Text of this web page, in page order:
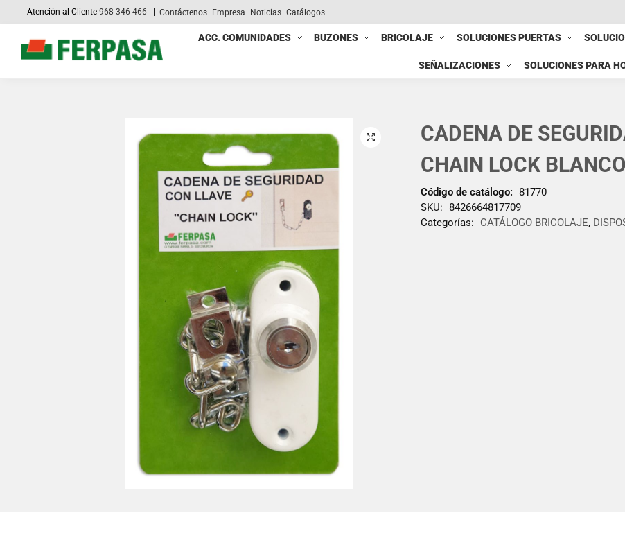
Atención al Cliente968 346 466 Contáctenos Empresa Noticias Catálogos
ACC. COMUNIDADES BUZONES BRICOLAJE SOLUCIONES PUERTAS
SEÑALIZACIONES SOLUCIONES PARA
Search
CADENA DE
CHAIN LOCK BLANCO
Código de catálogo: 81770
SKU: 8426664817709
Categorías:
CATÁLOGO BRICOLAJE,